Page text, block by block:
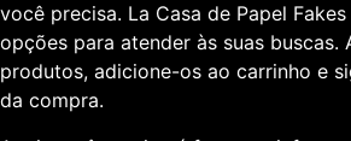
você precisa. La Casa de Papel
opções para atender às suas buscas.
produtos, adicione-os ao carrinho e
da compra.